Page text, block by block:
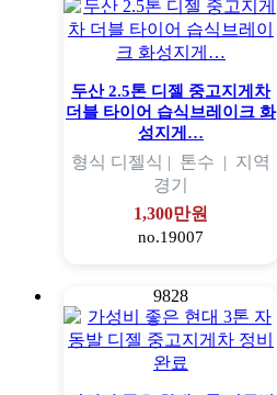
두산 2.5톤 디젤 중고지게차
더블 타이어 습식브레이크 화
성지게…
형식 디젤식 | 톤수 | 지역
경기
1,300만원
no.19007
9828